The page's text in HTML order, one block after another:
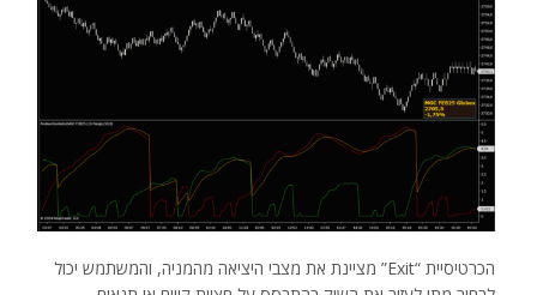
הכרטיסיית “Exit” מציינת את מצבי היציאה מהמניה, והמשתמש יכול